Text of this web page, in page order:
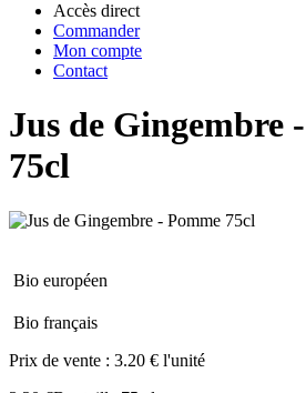
Accès direct
Commander
Mon compte
Contact
Jus de Gingembre
75cl
Bio européen
Bio français
Prix de vente : 3.20 € l'unité